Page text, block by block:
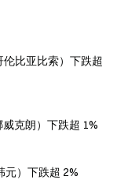
比亚比索）下跌超
克朗）下跌超 1%
元）下跌超 2%